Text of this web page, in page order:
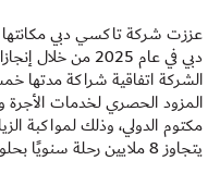
عززت شركة تاكسي دبي
دبي في عام 2025
الشركة اتفاقية شراكة
المزود الحصري لخدمات الأجرة
مكتوم الدولي، وذلك لمواكبة
يتجاوز 8 ملايين رحلة سنويًا بحلول عام 2029.